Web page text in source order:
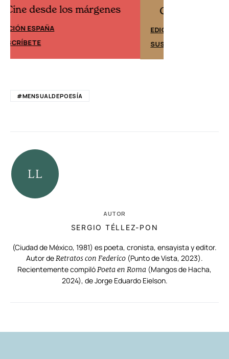
Cine desde los márgenes
EDICIÓN MÉXICO
SUSCRÍBETE
#MENSUALDEPOESÍA
AUTOR
SERGIO TÉLLEZ-PON
(Ciudad de México, 1981) es poeta, cronista, ensayista y editor.
Autor deRetratos con Federico (Punto de Vista, 2023).
Recientemente compilóPoeta en Roma (Mangos de Hacha,
2024), de Jorge Eduardo Eielson.